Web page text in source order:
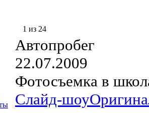
1 из 24
Автопробег
22.07.2009
Фотосъемка в
Слайд-шоу